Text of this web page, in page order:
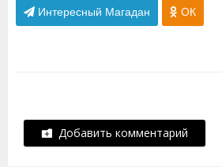
Интересный Магадан ОК
Добавить комментарий